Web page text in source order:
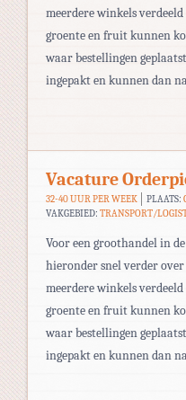
meerdere winkels
groente en fruit kunnen
waar bestellingen
ingepakt en kunnen dan
Vacature
32-40 UUR PER WEEK PLAATS:
VAKGEBIED: TRANSPORT/
Voor een groothandel in
hieronder snel verder
meerdere winkels
groente en fruit kunnen
waar bestellingen
ingepakt en kunnen dan